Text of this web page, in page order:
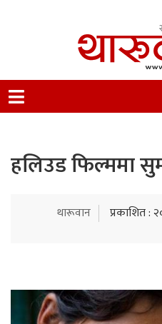
Nepal.
हलिउड फिल्ममा
थारूवान प्रकाशित :